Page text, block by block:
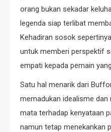
orang bukan sekadar
legenda siap terlibat
Kehadiran sosok
untuk memberi perspektif
empati kepada pemain
Satu hal menarik dari
memadukan idealisme
mata terhadap kenyataan
namun tetap menekankan